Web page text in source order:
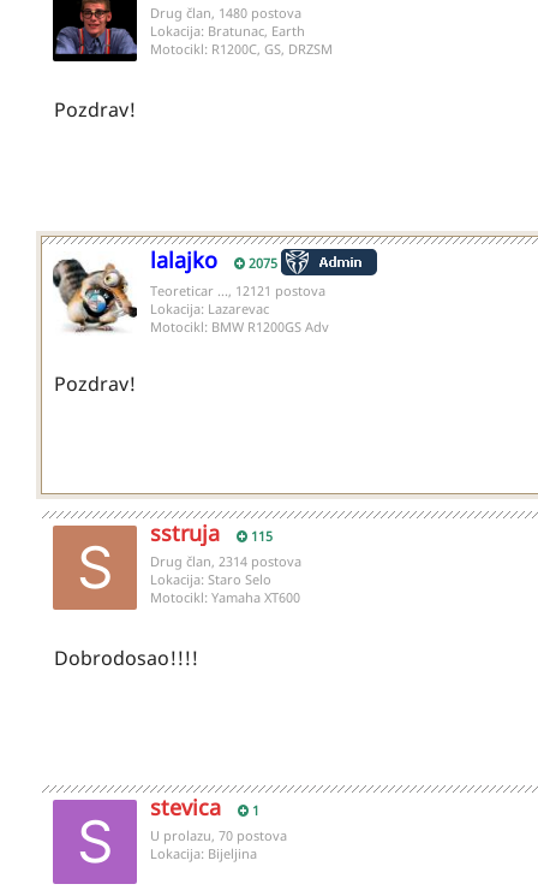
Drug član, 1480 postova
Lokacija: Bratunac, Earth
Motocikl: R1200C, GS, DRZSM
Pozdrav!
lalajko 2075
Teoreticar ..., 12121 postova
Lokacija: Lazarevac
Motocikl: BMW R1200GS Adv
Pozdrav!
sstruja 115
Drug član, 2314 postova
Lokacija: Staro Selo
Motocikl: Yamaha XT600
Dobrodosao!!!!
stevica 1
U prolazu, 70 postova
Lokacija: Bijeljina